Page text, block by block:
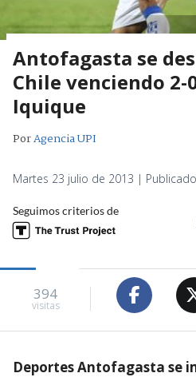
Antofagasta se
Chile venciendo 2-
Iquique
PorAgencia UPI
Martes 23 julio de 2013 |
Seguimos criterios de
394
visitas
Deportes Antofagasta se